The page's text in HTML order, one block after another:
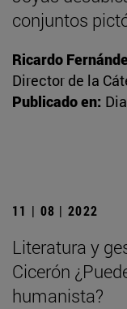
conjuntos
Ricardo
Director de la
Publicado en:
11 | 08 | 2022
Literatura y
Cicerón
humanista?